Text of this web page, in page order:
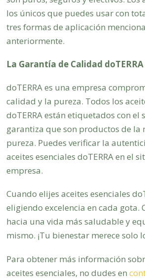
los únicos que puedes usar con
tres formas de aplicación
anteriormente.
La Garantía de Calidad doTERRA
doTERRA es una empresa
calidad y la pureza. Todos los
doTERRA están etiquetados con el
garantiza que son productos de la
pureza. Puedes verificar la
aceites esenciales doTERRA en el
empresa.
Cuando elijes aceites esenciales
eligiendo excelencia en cada gota.
hacia una vida más saludable y
mismo. ¡Tu bienestar merece solo
Para obtener más información
aceites esenciales, no dudes en